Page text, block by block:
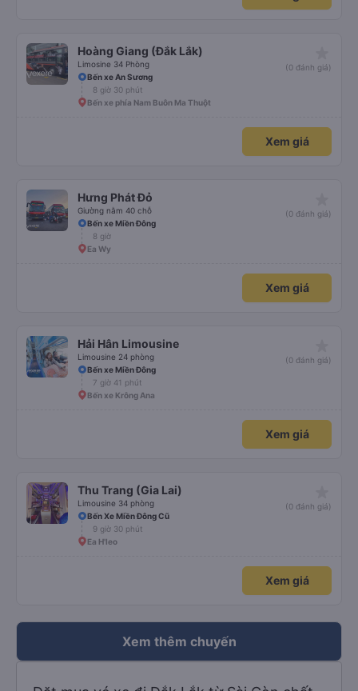
Hoàng Giang (Đắk Lắk)
Limosine 34 Phòng
(0 đánh giá)
Bến xe An Sương
8 giờ 30 phút
Bến xe phía Nam Buôn Ma Thuột
Xem giá
Hưng Phát Đỏ
Giường nằm 40 chỗ
(0 đánh giá)
Bến xe Miền Đông
8 giờ
Ea Wy
Xem giá
Hải Hân Limousine
Limousine 24 phòng
(0 đánh giá)
Bến xe Miền Đông
7 giờ 41 phút
Bến xe Krông Ana
Xem giá
Thu Trang (Gia Lai)
Limousine 34 phòng
(0 đánh giá)
Bến Xe Miền Đông Cũ
9 giờ 30 phút
Ea H'leo
Xem giá
Xem thêm chuyến